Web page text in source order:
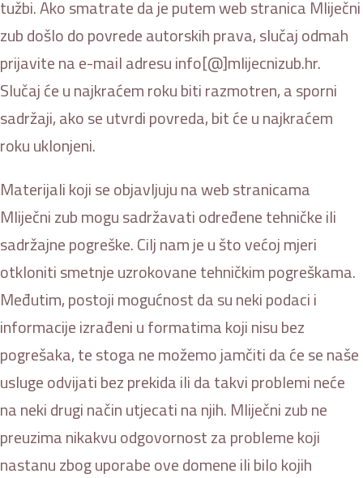
tužbi. Ako smatrate da je putem web stranica Mliječni
zub došlo do povrede autorskih prava, slučaj odmah
prijavite na e-mail adresu info[@]mlijecnizub.hr.
Slučaj će u najkraćem roku biti razmotren, a sporni
sadržaji, ako se utvrdi povreda, bit će u najkraćem
roku uklonjeni.
Materijali koji se objavljuju na web stranicama
Mliječni zub mogu sadržavati određene tehničke ili
sadržajne pogreške. Cilj nam je u što većoj mjeri
otkloniti smetnje uzrokovane tehničkim pogreškama.
Međutim, postoji mogućnost da su neki podaci i
informacije izrađeni u formatima koji nisu bez
pogrešaka, te stoga ne možemo jamčiti da će se naše
usluge odvijati bez prekida ili da takvi problemi neće
na neki drugi način utjecati na njih. Mliječni zub ne
preuzima nikakvu odgovornost za probleme koji
nastanu zbog uporabe ove domene ili bilo kojih